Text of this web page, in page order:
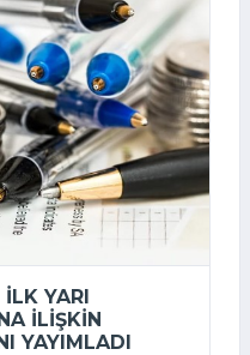
YARI
ILIŞKIN
YAYIMLADI